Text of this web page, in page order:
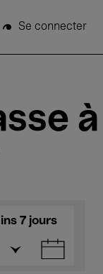
Se connecter
à
7 jours